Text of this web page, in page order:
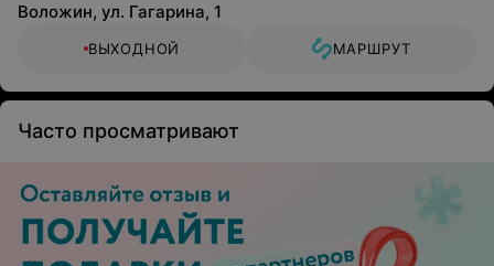
Воложин, ул. Гагарина, 1
ВЫХОДНОЙ МАРШРУТ
Часто просматривают